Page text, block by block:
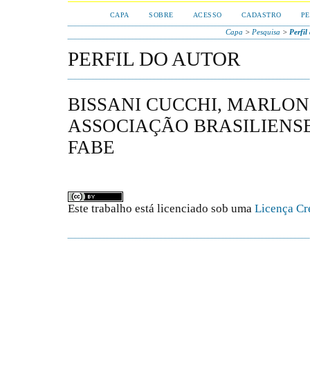
CAPA SOBRE ACESSO CADASTRO
Capa > Pesquisa > Perfil
PERFIL DO AUTOR
BISSANI CUCCHI,
ASSOCIAÇÃO
FABE
Este trabalho está licenciado sob uma Licença